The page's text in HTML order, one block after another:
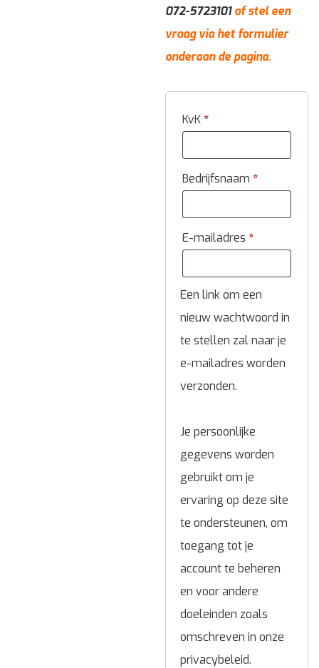
072-5723101of stel een
vraag via het formulier
onderaan de pagina.
KvK *
Bedrijfsnaam *
E-mailadres *
Een link om een
nieuw wachtwoord in
te stellen zal naar je
e-mailadres worden
verzonden.
Je persoonlijke
gegevens worden
gebruikt om je
ervaring op deze site
te ondersteunen, om
toegang tot je
account te beheren
en voor andere
doeleinden zoals
omschreven in onze
privacybeleid.